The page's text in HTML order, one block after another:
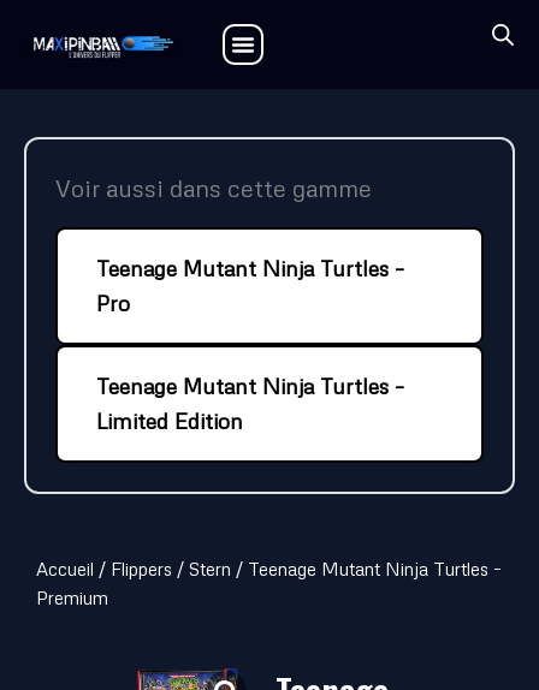
Voir aussi dans cette gamme
Teenage Mutant Ninja Turtles –
Pro
Teenage Mutant Ninja Turtles –
Limited Edition
Accueil / Flippers / Stern / Teenage Mutant Ninja Turtles –
Premium